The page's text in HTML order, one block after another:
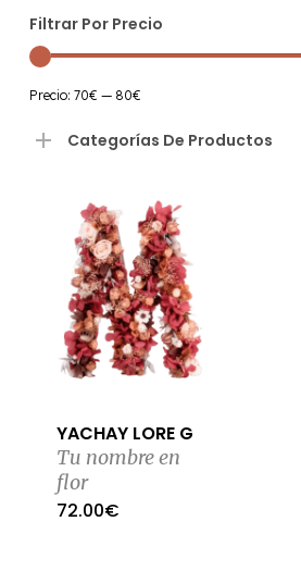
Filtrar Por Precio
Precio: 70€ — 80€
Categorías De Productos
YACHAY LORE G
Tu nombre en
flor
72.00€